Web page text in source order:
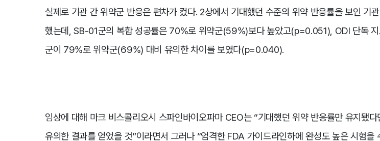
실제로 기관 간 위약군 반응은 편차가 컸다. 2상에서 기대했던 수준의 위약 반응률을 보인 기
했는데, SB-01군의 복합 성공률은 70%로 위약군(59%)보다 높았고(p=0.051), ODI 단독
군이 79%로 위약군(69%) 대비 유의한 차이를 보였다(p=0.040).
임상에 대해 마크 비스콜리오시 스파인바이오파마 CEO는 “기대했던 위약 반응률만 유지됐
유의한 결과를 얻었을 것”이라면서 그러나 “엄격한 FDA 가이드라인하에 완성도 높은 시험을